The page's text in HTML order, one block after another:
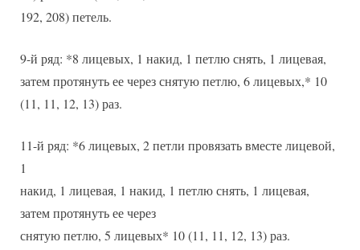
192, 208) петель.
9-й ряд: *8 лицевых, 1 накид, 1 петлю снять, 1 лицевая,
затем протянуть ее через снятую петлю, 6 лицевых,* 10
(11, 11, 12, 13) раз.
11-й ряд: *6 лицевых, 2 петли провязать вместе лицевой,
1
накид, 1 лицевая, 1 накид, 1 петлю снять, 1 лицевая,
затем протянуть ее через
снятую петлю, 5 лицевых* 10 (11, 11, 12, 13) раз.